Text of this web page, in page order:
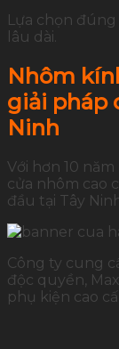
Lựa chọn
lâu dài.
Nhôm
giải pháp
Ninh
Với hơn 10
cửa nhôm cao
đầu tại Tây
Công ty cung
độc quyền,
phụ kiện cao